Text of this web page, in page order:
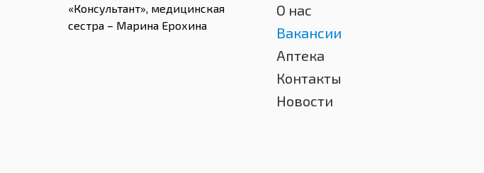
«Консультант», медицинская
сестра – Марина Ерохина
О нас
Вакансии
Аптека
Контакты
Новости